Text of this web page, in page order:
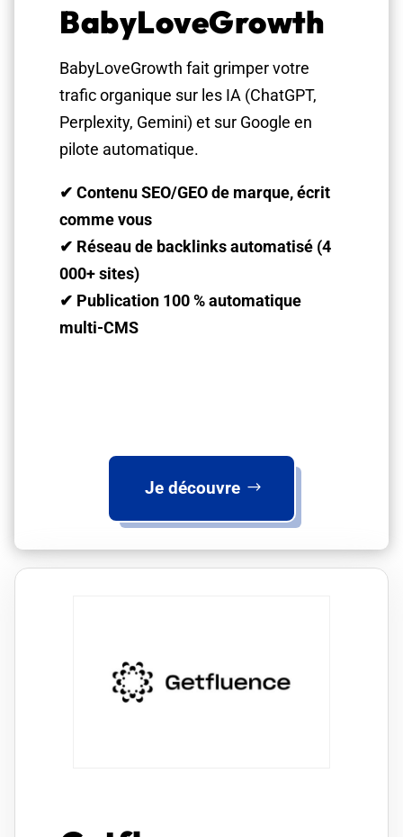
BabyLoveGrowth
BabyLoveGrowth fait grimper votre
trafic organique sur les IA (ChatGPT,
Perplexity, Gemini) et sur Google en
pilote automatique.
✔ Contenu SEO/GEO de marque, écrit
comme vous
✔ Réseau de backlinks automatisé (4
000+ sites)
✔ Publication 100 % automatique
multi-CMS
Je découvre